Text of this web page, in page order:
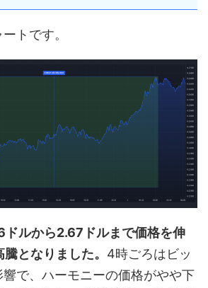
トです。
ルから2.67ドルまで価格を伸
となりました。 4時ごろはビッ
響で、ハーモニーの価格がやや下